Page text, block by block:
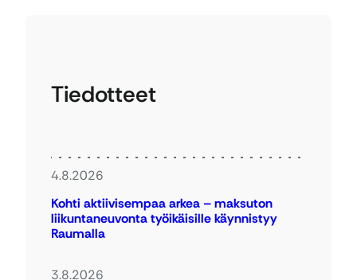
Tiedotteet
4.8.2026
Kohti aktiivisempaa arkea – maksuton
liikuntaneuvonta työikäisille käynnistyy
Raumalla
3.8.2026